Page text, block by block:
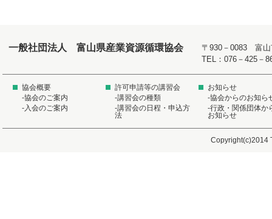
一般社団法人 富山県産業資源循環協会
〒930－0083 富山
TEL：076－425
協会概要
-協会のご案内
-入会のご案内
許可申請等の講習会
-講習会の種類
-講習会の日程・申込方
法
お知らせ
-協会からのお知ら
-行政・関係団体か
お知らせ
Copyright(c)2014